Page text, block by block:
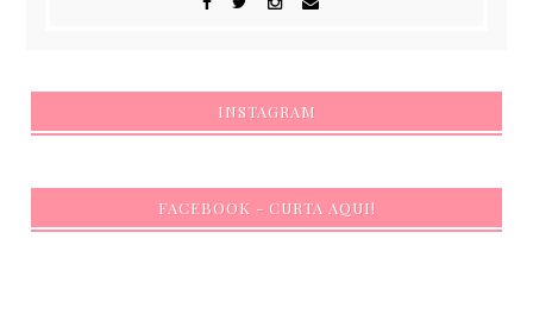
INSTAGRAM
FACEBOOK - CURTA AQUI!